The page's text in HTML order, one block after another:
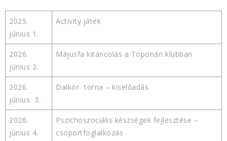
2025.
június 1.
Activity játék
2026.
június 2.
Májusfa kitáncolás a Toponári klubban
2026.
június 3.
Dalkör- torna – kiselőadás
2026.
június 4.
Pszichoszociális készségek fejlesztése –
csoportfoglalkozás